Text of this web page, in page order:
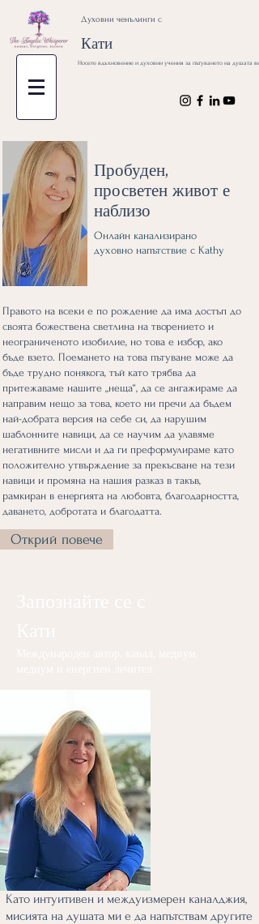
Кати
Духовни ченълинги с
Носете вдъхновение и духовни учения за пътуването на душата ви
Пробуден,
просветен живот е
наблизо
Онлайн канализирано
духовно напътствие с Kathy
Правото на всеки е по рождение да има достъп до
своята божествена светлина на творението и
неограниченото изобилие, но това е избор, ако
бъде взето. Поемането на това пътуване може да
бъде трудно понякога, тъй като трябва да
притежаваме нашите „неща“, да се ангажираме да
направим нещо за това, което ни пречи да бъдем
най-добрата версия на себе си, да нарушим
шаблонните навици, да се научим да улавяме
негативните мисли и да ги преформулираме като
положително утвърждение за прекъсване на тези
навици и промяна на нашия разказ в такъв,
рамкиран в енергията на любовта, благодарността,
даването, добротата и благодатта.
Открий повече
Като интуитивен и междуизмерен каналджия,
мисията на душата ми е да напътствам другите